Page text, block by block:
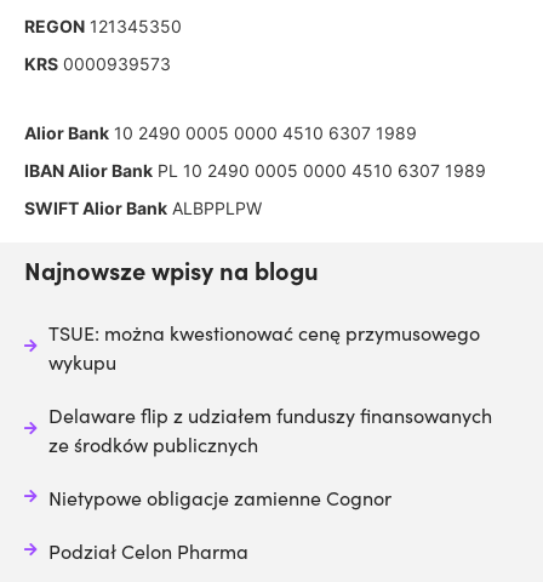
REGON 121345350
KRS 0000939573
Alior Bank 10 2490 0005 0000 4510 6307 1989
IBAN Alior Bank PL 10 2490 0005 0000 4510 6307 1989
SWIFT Alior Bank ALBPPLPW
Najnowsze wpisy na blogu
TSUE: można kwestionować cenę przymusowego
wykupu
Delaware flip z udziałem funduszy finansowanych
ze środków publicznych
Nietypowe obligacje zamienne Cognor
Podział Celon Pharma